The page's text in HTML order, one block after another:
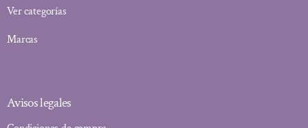
Ver categorías
Marcas
Avisos legales